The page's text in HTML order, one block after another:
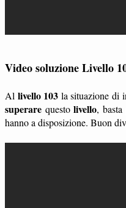
Video soluzione Livello
Al livello 103 la situazione di
superare questolivello,
hanno a disposizione. Buon